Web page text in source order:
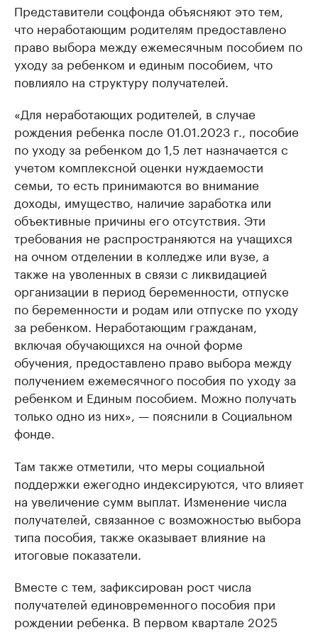
Представители соцфонда объясняют это тем,
что неработающим родителям предоставлено
право выбора между ежемесячным пособием по
уходу за ребенком и единым пособием, что
повлияло на структуру получателей.
«Для неработающих родителей, в случае
рождения ребенка после 01.01.2023 г., пособие
по уходу за ребенком до 1,5 лет назначается с
учетом комплексной оценки нуждаемости
семьи, то есть принимаются во внимание
доходы, имущество, наличие заработка или
объективные причины его отсутствия. Эти
требования не распространяются на учащихся
на очном отделении в колледже или вузе, а
также на уволенных в связи с ликвидацией
организации в период беременности, отпуске
по беременности и родам или отпуске по уходу
за ребенком. Неработающим гражданам,
включая обучающихся на очной форме
обучения, предоставлено право выбора между
получением ежемесячного пособия по уходу за
ребенком и Единым пособием. Можно получать
только одно из них», — пояснили в Социальном
фонде.
Там также отметили, что меры социальной
поддержки ежегодно индексируются, что влияет
на увеличение сумм выплат. Изменение числа
получателей, связанное с возможностью выбора
типа пособия, также оказывает влияние на
итоговые показатели.
Вместе с тем, зафиксирован рост числа
получателей единовременного пособия при
рождении ребенка. В первом квартале 2025